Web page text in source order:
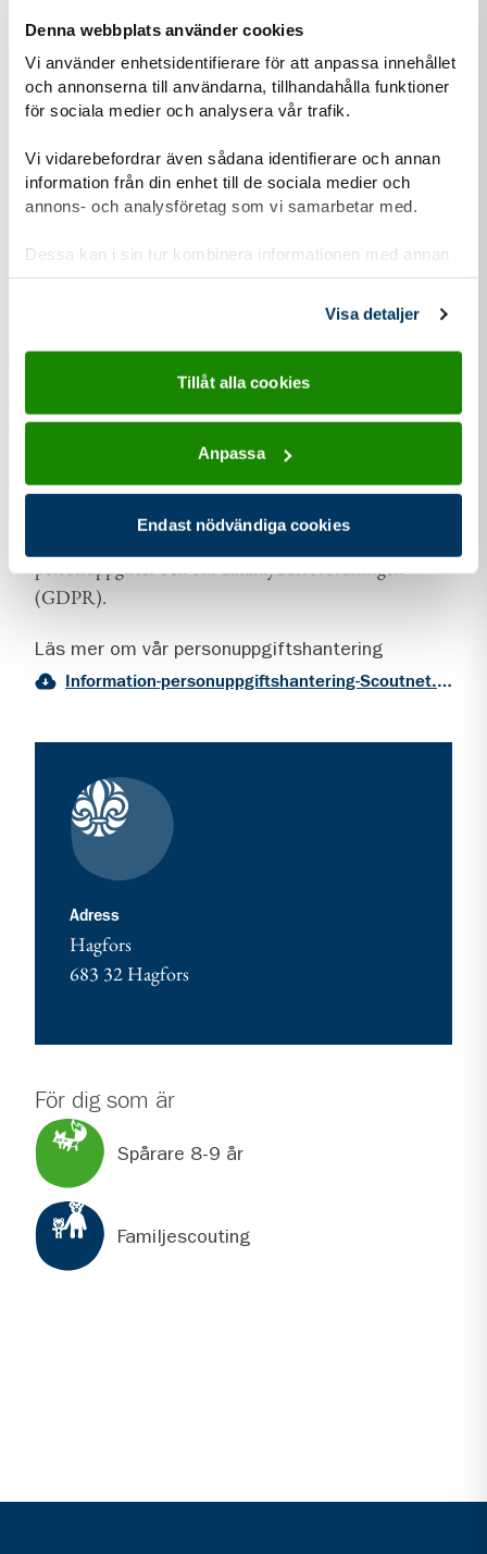
Denna webbplats använder cookies
Vi använder enhetsidentifierare för att anpassa innehållet
och annonserna till användarna, tillhandahålla funktioner
för sociala medier och analysera vår trafik.
Vi vidarebefordrar även sådana identifierare och annan
information från din enhet till de sociala medier och
annons- och analysföretag som vi samarbetar med.
Dessa kan i sin tur kombinera informationen med annan
information som du har tillhandahållit eller som de har
Visa detaljer
Tillåt alla cookies
Anpassa
Endast nödvändiga cookies
Om du har barn som vill vara med, hur gamla är den/de?
Hur hittade du hit?
Annons i sociala medier
Jag letade själv upp information
En vän/partner tipsade mig
Submit
Därför vill vi berätta om vår hantering av
personuppgifter och om dataskyddsförordningen
(GDPR).
Läs mer om vår personuppgiftshantering
Information-personuppgiftshantering-Scoutnet.pdf (PDF 129 KB)
Kontaktuppgifter
Adressadress för Hagfors - var med och starta!
Hagfors
683 32 Hagfors
För dig som är
Spårare 8-9 år
Familjescouting